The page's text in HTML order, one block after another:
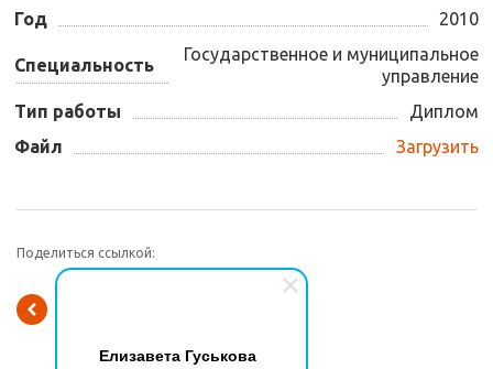
Елизавета Гуськова
Год
2010
Специальность
Государственное и муниципальное
управление
Тип работы
Диплом
Файл
Загрузить
Поделиться ссылкой: